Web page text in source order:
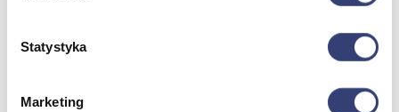
Statystyka
Marketing
Wynajem
Zobacz wszystko